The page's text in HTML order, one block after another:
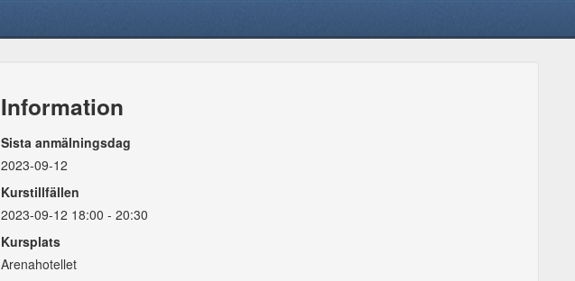
Information
Sista anmälningsdag
2023-09-12
Kurstillfällen
2023-09-12 18:00 - 20:30
Kursplats
Arenahotellet